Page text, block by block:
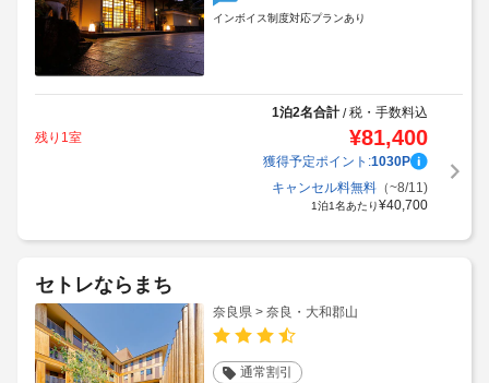
インボイス制度対応プランあり
1泊2名合計/税・手数料込
残り1室
¥81,400
獲得予定ポイント:1030P
キャンセル料無料（~8/11)
1泊1名あたり¥40,700
セトレならまち
奈良県 > 奈良・大和郡山
通常割引